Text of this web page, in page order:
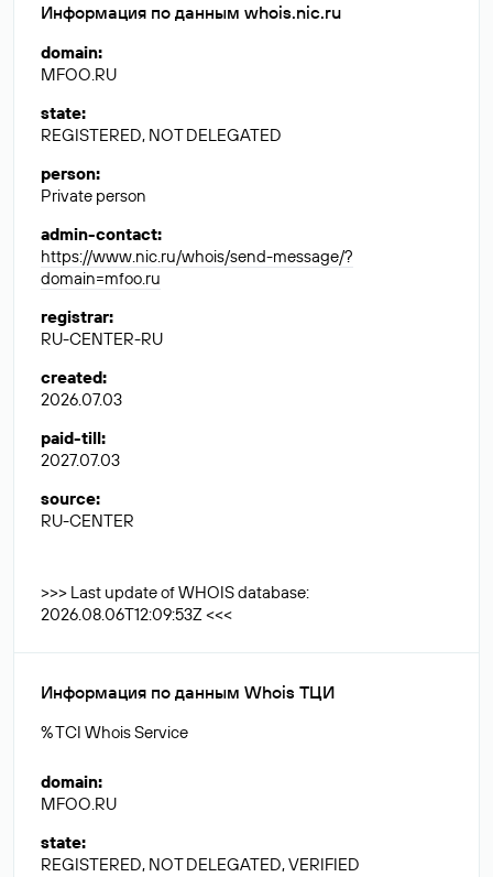
Информация по данным whois.nic.ru
domain:
MFOO.RU
state:
REGISTERED, NOT DELEGATED
person:
Private person
admin-contact:
https://www.nic.ru/whois/send-message/?
domain=mfoo.ru
registrar:
RU-CENTER-RU
created:
2026.07.03
paid-till:
2027.07.03
source:
RU-CENTER
>>> Last update of WHOIS database:
2026.08.06T12:09:53Z <<<
Информация по данным Whois ТЦИ
% TCI Whois Service
domain:
MFOO.RU
state:
REGISTERED, NOT DELEGATED, VERIFIED